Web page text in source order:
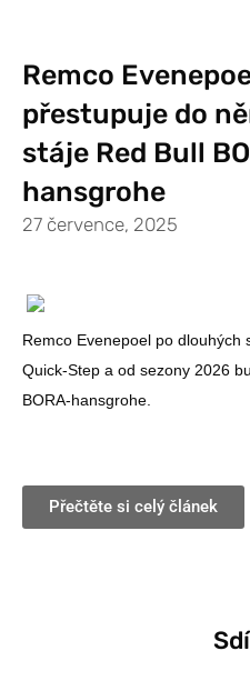
Remco
přestupuje do
stáje Red Bull
hansgrohe
27 července, 2025
Remco Evenepoel po
Quick-Step a od sezony 2026
BORA-hansgrohe.
Přečtěte si celý článek